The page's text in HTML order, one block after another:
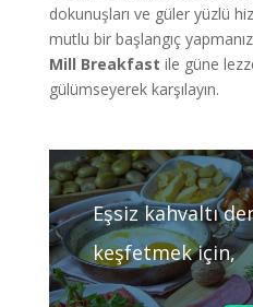
dokunuşları ve güler yüzlü
mutlu bir başlangıç
Mill Breakfast ile güne
gülümseyerek karşılayın.
Eşsiz kahvaltı
keşfetmek için,